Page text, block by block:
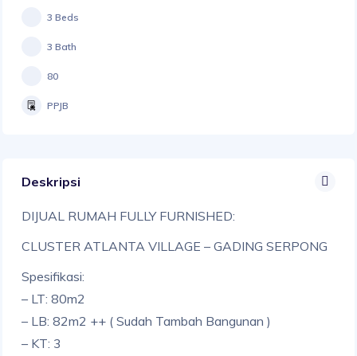
3 Beds
3 Bath
80
PPJB
Deskripsi
DIJUAL RUMAH FULLY FURNISHED:
CLUSTER ATLANTA VILLAGE – GADING SERPONG
Spesifikasi:
– LT: 80m2
– LB: 82m2 ++ ( Sudah Tambah Bangunan )
– KT: 3